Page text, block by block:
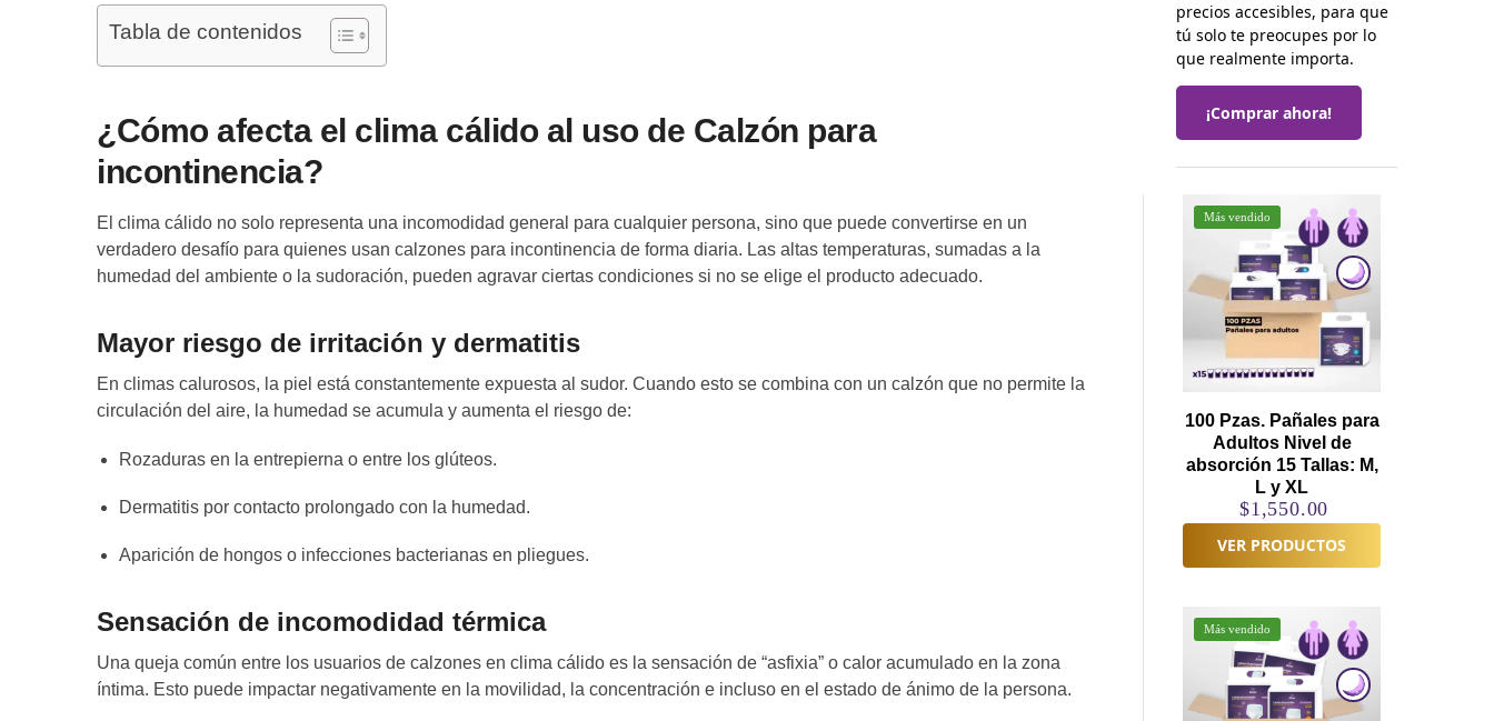
Tabla de contenidos
¿Cómo afecta el clima cálido al uso de Calzón para
incontinencia?
El clima cálido no solo representa una incomodidad general para cualquier persona, sino que puede convertirse en un
verdadero desafío para quienes usan calzones para incontinencia de forma diaria. Las altas temperaturas, sumadas a la
humedad del ambiente o la sudoración, pueden agravar ciertas condiciones si no se elige el producto adecuado.
Mayor riesgo de irritación y dermatitis
En climas calurosos, la piel está constantemente expuesta al sudor. Cuando esto se combina con un calzón que no permite la
circulación del aire, la humedad se acumula y aumenta el riesgo de:
Rozaduras en la entrepierna o entre los glúteos.
Dermatitis por contacto prolongado con la humedad.
Aparición de hongos o infecciones bacterianas en pliegues.
Sensación de incomodidad térmica
Una queja común entre los usuarios de calzones en clima cálido es la sensación de “asfixia” o calor acumulado en la zona
íntima. Esto puede impactar negativamente en la movilidad, la concentración e incluso en el estado de ánimo de la persona.
precios accesibles, para que
tú solo te preocupes por lo
que realmente importa.
¡Comprar ahora!
Más vendido
100 Pzas. Pañales para
Adultos Nivel de
absorción 15 Tallas: M,
L y XL
$1,550.00
VER PRODUCTOS
Más vendido